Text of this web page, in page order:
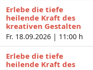
Erlebe die tiefe
heilende Kraft des
kreativen Gestalten
Fr. 18.09.2026 | 11:00 h
Erlebe die tiefe
heilende Kraft des